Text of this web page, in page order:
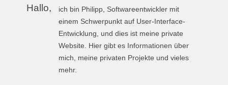
Hallo,
ich bin Philipp, Softwareentwickler mit
einem Schwerpunkt auf User-Interface-
Entwicklung, und dies ist meine private
Website. Hier gibt es Informationen über
mich, meine privaten Projekte und vieles
mehr.